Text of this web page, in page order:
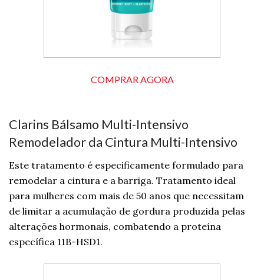
COMPRAR AGORA
Clarins Bálsamo Multi-Intensivo
Remodelador da Cintura Multi-Intensivo
Este tratamento é especificamente formulado para
remodelar a cintura e a barriga. Tratamento ideal
para mulheres com mais de 50 anos que necessitam
de limitar a acumulação de gordura produzida pelas
alterações hormonais, combatendo a proteína
específica 11B-HSD1.